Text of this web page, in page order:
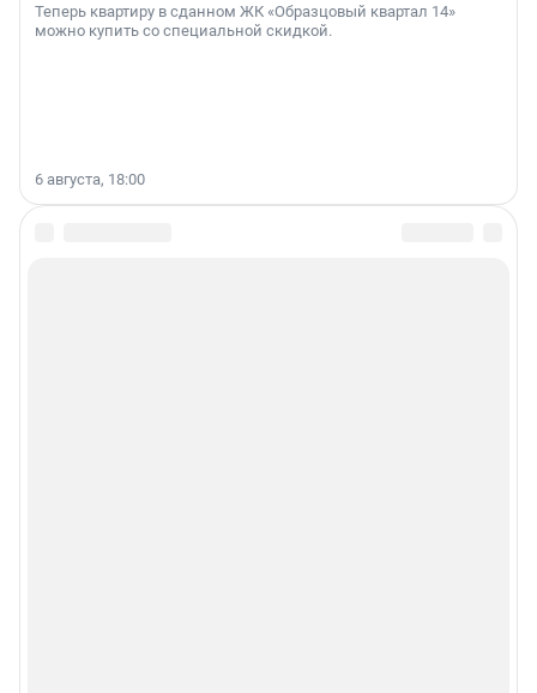
Теперь квартиру в сданном ЖК «Образцовый квартал 14»
можно купить со специальной скидкой.
6 августа, 18:00